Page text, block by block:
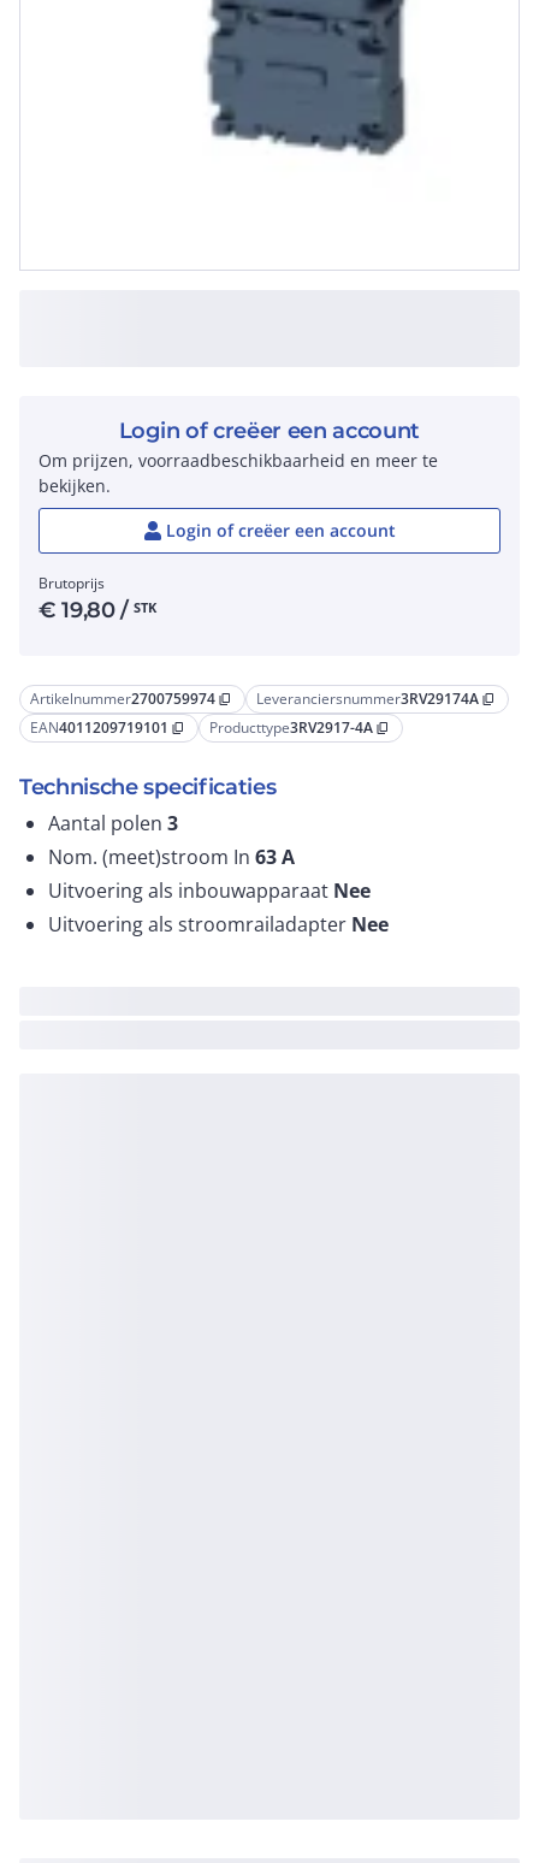
Artikelnummer2700759974 content_copy Leveranciersnummer3RV29174A content_copy
EAN4011209719101 content_copy Producttype3RV2917-4A content_copy
Technische specificaties
Aantal polen 3
Nom. (meet)stroom In 63A
Uitvoering als inbouwapparaat Nee
Uitvoering als stroomrailadapter Nee
Login of creëer een account
Om prijzen, voorraadbeschikbaarheid en meer te
bekijken.
Login of creëer een account
Brutoprijs
€19,80/ STK